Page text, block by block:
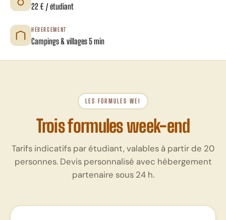
22 € / étudiant
HÉBERGEMENT
Campings & villages 5 min
LES FORMULES WEI
Trois formules week-end
Tarifs indicatifs par étudiant, valables à partir de 20
personnes. Devis personnalisé avec hébergement
partenaire sous 24 h.